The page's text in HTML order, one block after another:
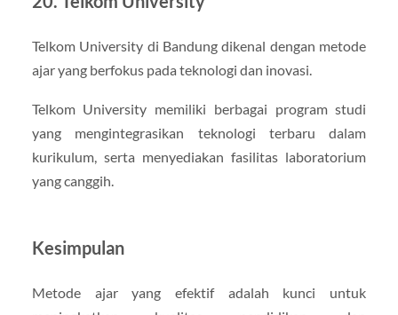
Telkom University di Bandung dikenal dengan metode
ajar yang berfokus pada teknologi dan inovasi.
Telkom University memiliki berbagai program studi
yang mengintegrasikan teknologi terbaru dalam
kurikulum, serta menyediakan fasilitas laboratorium
yang canggih.
Kesimpulan
Metode ajar yang efektif adalah kunci untuk